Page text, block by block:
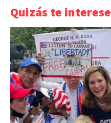
Quizás te interese